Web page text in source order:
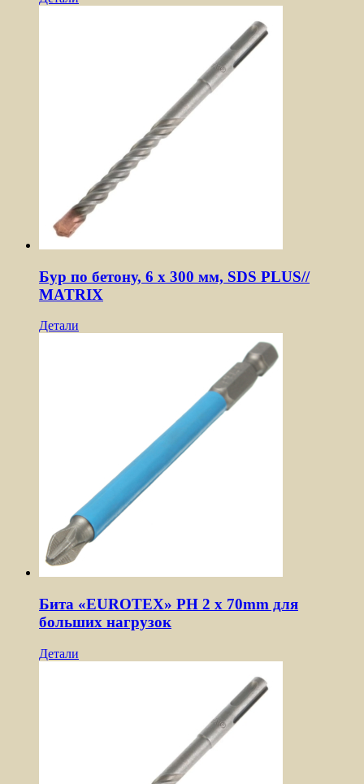
Бур по бетону, 6 х 300 мм, SDS PLUS//
MATRIX
Детали
Бита «EUROTEX» PH 2 х 70mm для
больших нагрузок
Детали